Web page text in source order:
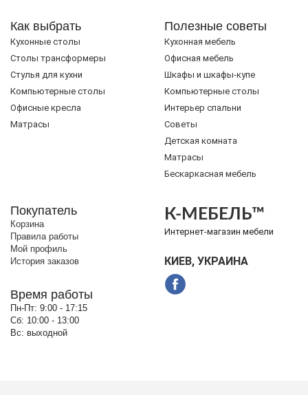
Как выбрать
Кухонные столы
Cтолы трансформеры
Стулья для кухни
Компьютерные столы
Офисные кресла
Матрасы
Полезные советы
Кухонная мебель
Офисная мебель
Шкафы и шкафы-купе
Компьютерные столы
Интерьер спальни
Советы
Детская комната
Матрасы
Бескаркасная мебель
Покупатель
Корзина
Правила работы
Мой профиль
История заказов
Время работы
Пн-Пт: 9:00 - 17:15
Сб: 10:00 - 13:00
Вс: выходной
К-МЕБЕЛЬ™
Интернет-магазин мебели
КИЕВ, УКРАИНА